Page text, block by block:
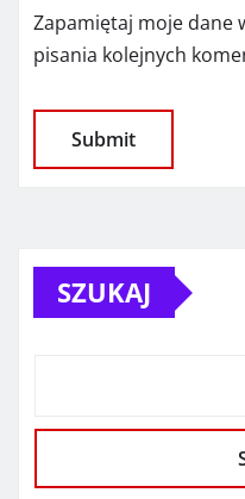
Zapamiętaj moje dane
pisania kolejnych
SZUKAJ